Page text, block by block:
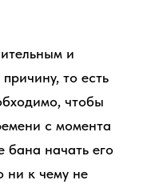
и
то есть
чтобы
с момента
бана начать его
ни к чему не